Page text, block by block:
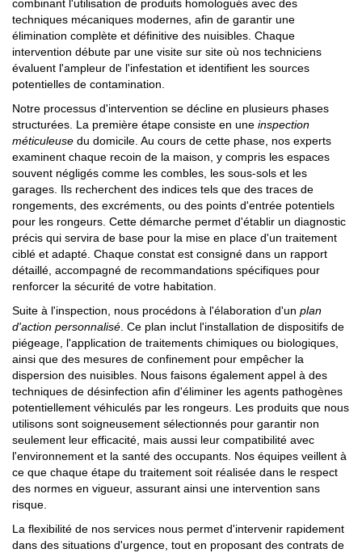
combinant l'utilisation de produits homologués avec des
techniques mécaniques modernes, afin de garantir une
élimination complète et définitive des nuisibles. Chaque
intervention débute par une visite sur site où nos techniciens
évaluent l'ampleur de l'infestation et identifient les sources
potentielles de contamination.
Notre processus d'intervention se décline en plusieurs phases
structurées. La première étape consiste en une inspection
méticuleuse du domicile. Au cours de cette phase, nos experts
examinent chaque recoin de la maison, y compris les espaces
souvent négligés comme les combles, les sous-sols et les
garages. Ils recherchent des indices tels que des traces de
rongements, des excréments, ou des points d'entrée potentiels
pour les rongeurs. Cette démarche permet d'établir un diagnostic
précis qui servira de base pour la mise en place d'un traitement
ciblé et adapté. Chaque constat est consigné dans un rapport
détaillé, accompagné de recommandations spécifiques pour
renforcer la sécurité de votre habitation.
Suite à l'inspection, nous procédons à l'élaboration d'un plan
d'action personnalisé. Ce plan inclut l'installation de dispositifs de
piégeage, l'application de traitements chimiques ou biologiques,
ainsi que des mesures de confinement pour empêcher la
dispersion des nuisibles. Nous faisons également appel à des
techniques de désinfection afin d'éliminer les agents pathogènes
potentiellement véhiculés par les rongeurs. Les produits que nous
utilisons sont soigneusement sélectionnés pour garantir non
seulement leur efficacité, mais aussi leur compatibilité avec
l'environnement et la santé des occupants. Nos équipes veillent à
ce que chaque étape du traitement soit réalisée dans le respect
des normes en vigueur, assurant ainsi une intervention sans
risque.
La flexibilité de nos services nous permet d'intervenir rapidement
dans des situations d'urgence, tout en proposant des contrats de